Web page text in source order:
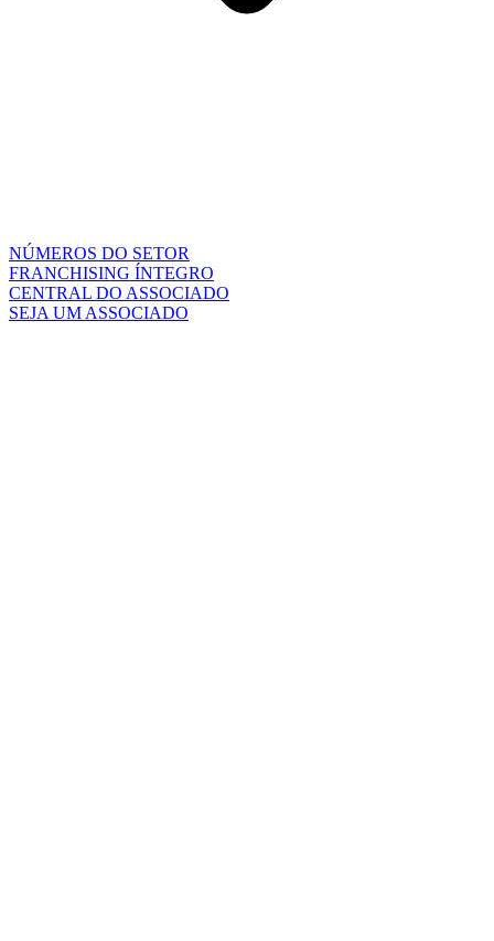
NÚMEROS DO SETOR
FRANCHISING ÍNTEGRO
CENTRAL DO ASSOCIADO
SEJA UM ASSOCIADO